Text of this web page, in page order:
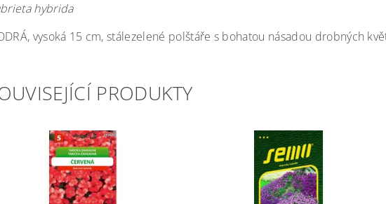
hybrida
vysoká 15 cm, stálezelené polštáře s bohatou násadou drobných
PRODUKTY